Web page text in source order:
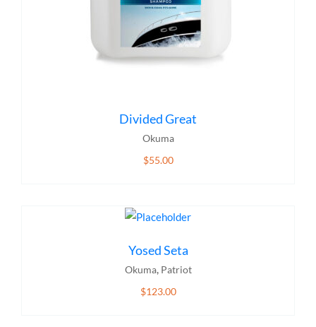
Divided Great
Okuma
$55.00
Yosed Seta
Okuma, Patriot
$123.00